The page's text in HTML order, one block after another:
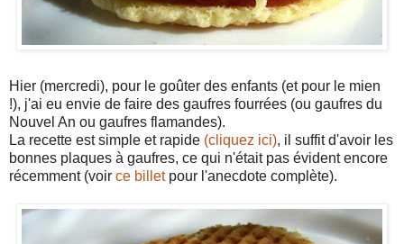
Hier (mercredi), pour le goûter des enfants (et pour le mien
!), j'ai eu envie de faire des gaufres fourrées (ou gaufres du
Nouvel An ou gaufres flamandes).
La recette est simple et rapide (cliquez ici), il suffit d'avoir les
bonnes plaques à gaufres, ce qui n'était pas évident encore
récemment (voir ce billetpour l'anecdote complète).